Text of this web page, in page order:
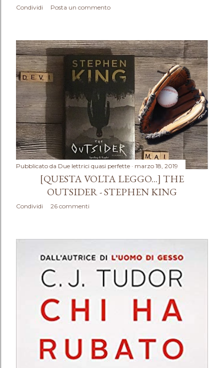
Condividi Posta un commento
Pubblicato da Due lettrici quasi perfette marzo 18, 2019
[QUESTA VOLTA LEGGO...] THE
OUTSIDER - STEPHEN KING
Condividi 26 commenti